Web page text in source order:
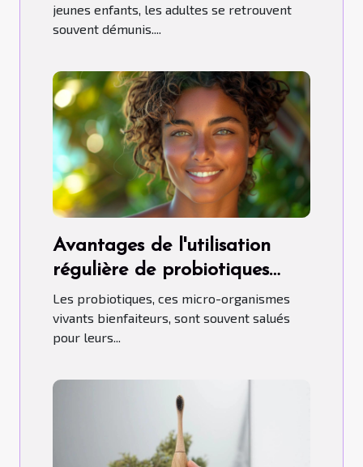
jeunes enfants, les adultes se retrouvent
souvent démunis....
Avantages de l'utilisation
régulière de probiotiques
pour la santé
Les probiotiques, ces micro-organismes
vivants bienfaiteurs, sont souvent salués
pour leurs...